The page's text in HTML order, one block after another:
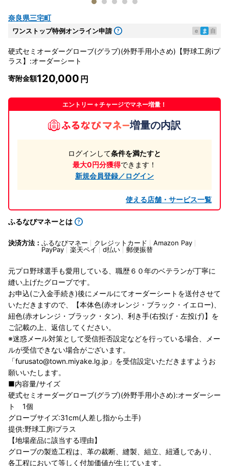
奈良県三宅町
ワンストップ特例オンライン申請 e ま 自
硬式セミオーダーグローブ(グラブ)(外野手用小さめ)【野球工房iプ
ラス】:オーダーシート
寄附金額120,000
エントリー＋チャージでマネー増量！
増量の内訳
ログインして条件を満たすと
最大0円分獲得できます！
新規会員登録／ログイン
使える店舗・サービス一覧
ふるなびマネーとは
決済方法： ふるなびマネー クレジットカード
Amazon Pay
PayPay
楽天ペイ d払い 郵便振替
元プロ野球選手も愛用している、職歴６０年のベテランが丁寧に
縫い上げたグローブです。
お申込(ご入金手続き)後にメールにてオーダーシートを送付させて
いただきますので、【本体色(赤オレンジ・ブラック・イエロー)、
紐色(赤オレンジ・ブラック・タン)、利き手(右投げ・左投げ)】を
ご記載の上、返信してください。
※迷惑メール対策として受信拒否設定などを行っている場合、メー
ルが受信できない場合がございます。
「furusato@town.miyake.lg.jp」を受信設定いただきますようお
願いいたします。
■内容量/サイズ
硬式セミオーダーグローブ(グラブ)(外野手用小さめ):オーダーシー
ト 1個
グローブサイズ:31cm(人差し指から土手)
提供:野球工房iプラス
【地場産品に該当する理由】
グローブの製造工程は、革の裁断、縫製、組立、紐通しであり、
各工程において等しく付加価値が生じています。